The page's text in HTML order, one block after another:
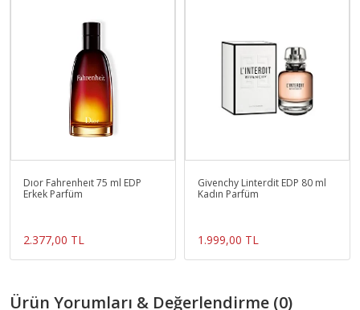
Dıor Fahrenheıt 75 ml EDP
Erkek Parfüm
2.377,00 TL
Givenchy Linterdit EDP 80 ml
Kadın Parfüm
1.999,00 TL
Ürün Yorumları & Değerlendirme (0)